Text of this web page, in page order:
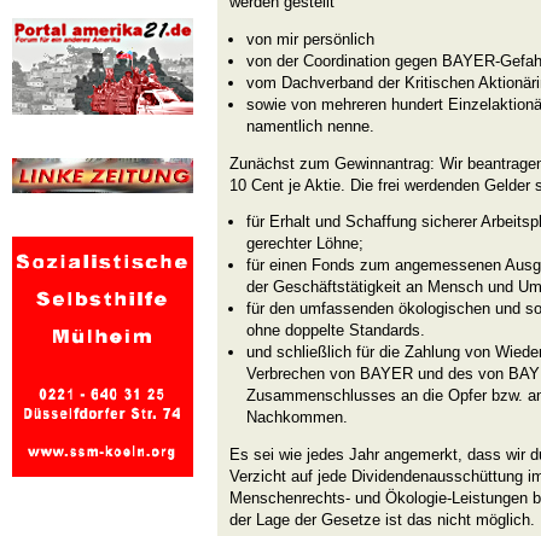
von mir persönlich
von der Coordination gegen BAYER-
vom Dachverband der Kritischen
sowie von mehreren hundert
namentlich nenne.
Zunächst zum Gewinnantrag: Wir
10 Cent je Aktie. Die frei werdenden Gelder
für Erhalt und Schaffung sicherer
gerechter Löhne;
für einen Fonds zum angemessenen
der Geschäftstätigkeit an Mensch und
für den umfassenden ökologischen und
ohne doppelte Standards.
und schließlich für die Zahlung von
Verbrechen von BAYER und des von
Zusammenschlusses an die Opfer bzw.
Nachkommen.
Es sei wie jedes Jahr angemerkt, dass wir
Verzicht auf jede Dividendenausschüttung
Menschenrechts- und Ökologie-Leistungen
der Lage der Gesetze ist das nicht möglich.